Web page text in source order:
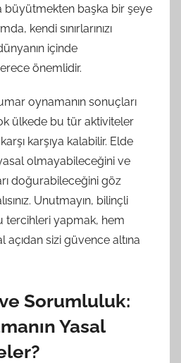
büyütmekten başka bir şeye
kendi sınırlarınızı
içinde
önemlidir.
oynamanın sonuçları
ülkede bu tür aktiviteler
karşıya kalabilir. Elde
olmayabileceğini ve
doğurabileceğini göz
Unutmayın, bilinçli
tercihleri yapmak, hem
açıdan sizi güvence altına
Sorumluluk:
Yasal